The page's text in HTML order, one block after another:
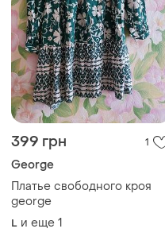
399 грн 1
George
Платье свободного кроя
george
L и еще 1